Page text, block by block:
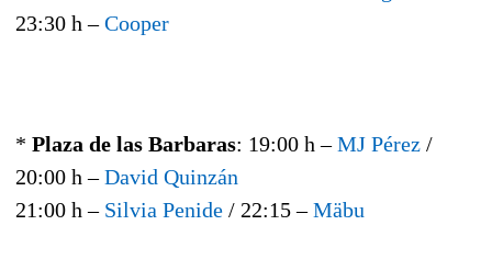
23:30 h –Cooper
* Plaza de las Barbaras: 19:00 h –MJ Pérez /
20:00 h –David Quinzán
21:00 h – Silvia Penide / 22:15 –Mäbu